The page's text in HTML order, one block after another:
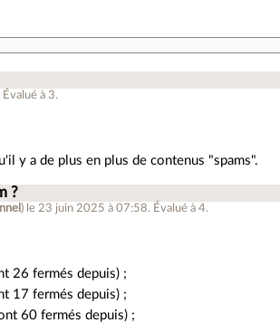
Évalué à 3.
y a de plus en plus de contenus "spams".
?
) le 23 juin 2025 à 07:58. Évalué à4.
26 fermés depuis) ;
17 fermés depuis) ;
60 fermés depuis) ;